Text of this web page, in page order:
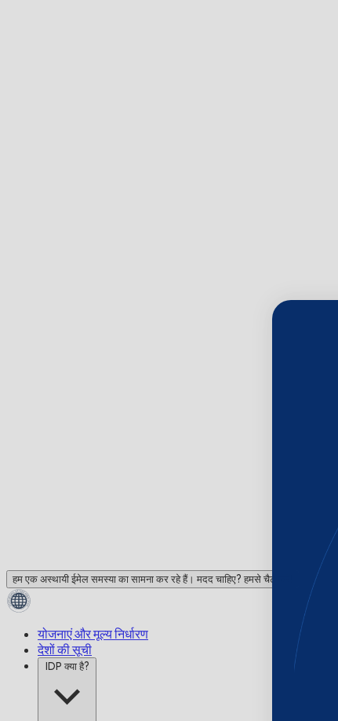
हम एक अस्थायी ईमेल समस्या का सामना कर रहे हैं। मदद चाहिए? हमसे चैट करें!
योजनाएं और मूल्य निर्धारण
देशों की सूची
IDP क्या है?